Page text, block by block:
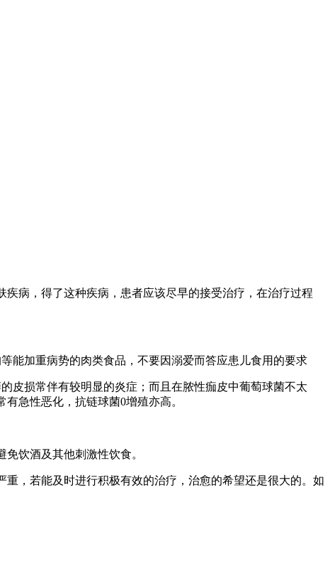
病，得了这种疾病，患者应该尽早的接受治疗，在治疗过程
能加重病势的肉类食品，不要因溺爱而答应患儿食用的要求
皮损常伴有较明显的炎症；而且在脓性痂皮中葡萄球菌不太
急性恶化，抗链球菌0增殖亦高。
饮酒及其他刺激性饮食。
，若能及时进行积极有效的治疗，治愈的希望还是很大的。如